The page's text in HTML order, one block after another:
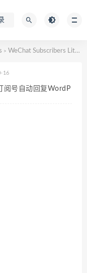
> WeChat Subscribers Lite – 微信公众订阅号自动回复WordPress插件
16
阅号自动回复WordP